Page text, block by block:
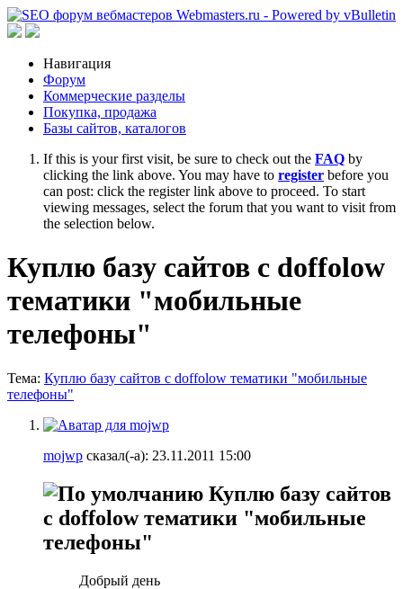
Навигация
Форум
Коммерческие разделы
Покупка, продажа
Базы сайтов, каталогов
If this is your first visit, be sure to check out the FAQ by
clicking the link above. You may have to register before you
can post: click the register link above to proceed. To start
viewing messages, select the forum that you want to visit from
the selection below.
Куплю базу сайтов с doffolow
тематики "мобильные
телефоны"
Тема: Куплю базу сайтов с doffolow тематики "мобильные
телефоны"
mojwp сказал(-а): 23.11.2011 15:00
Куплю базу сайтов
с doffolow тематики "мобильные
телефоны"
Добрый день